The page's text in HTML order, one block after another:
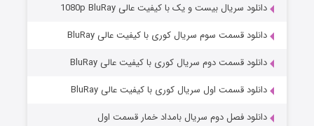
مردگان متحرک: شهر مرده ۳
قسمت۲ (زیرنویس) منتشر شد
دانلود سریال بیست و یک با کیفیت عالی 1080p BluRay
دانلود قسمت سوم سریال کوری با کیفیت عالی BluRay
دانلود قسمت دوم سریال کوری با کیفیت عالی BluRay
دانلود قسمت اول سریال کوری با کیفیت عالی BluRay
دانلود فصل دوم سریال بامداد خمار قسمت اول